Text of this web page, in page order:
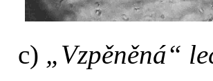
c) „Vzpěněná“